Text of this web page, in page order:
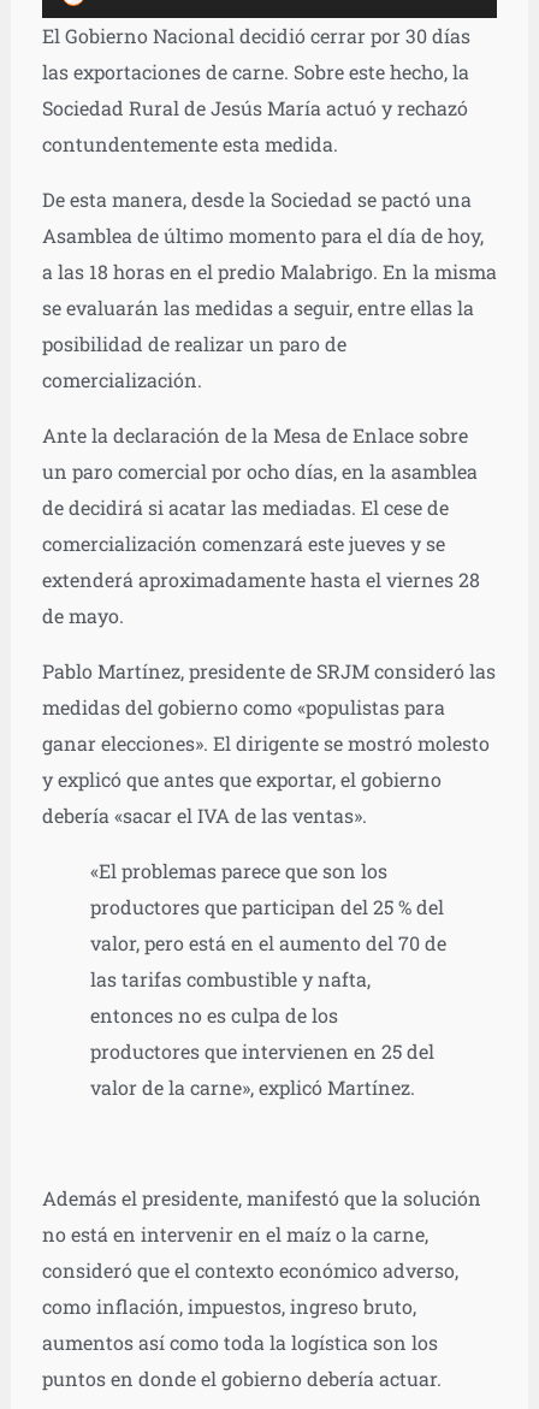
de
audio
El Gobierno Nacional decidió cerrar por 30 días
las exportaciones de carne. Sobre este hecho, la
Sociedad Rural de Jesús María actuó y rechazó
contundentemente esta medida.
De esta manera, desde la Sociedad se pactó una
Asamblea de último momento para el día de hoy,
a las 18 horas en el predio Malabrigo. En la misma
se evaluarán las medidas a seguir, entre ellas la
posibilidad de realizar un paro de
comercialización.
Ante la declaración de la Mesa de Enlace sobre
un paro comercial por ocho días, en la asamblea
de decidirá si acatar las mediadas. El cese de
comercialización comenzará este jueves y se
extenderá aproximadamente hasta el viernes 28
de mayo.
Pablo Martínez, presidente de SRJM consideró las
medidas del gobierno como «populistas para
ganar elecciones». El dirigente se mostró molesto
y explicó que antes que exportar, el gobierno
debería «sacar el IVA de las ventas».
«El problemas parece que son los
productores que participan del 25 % del
valor, pero está en el aumento del 70 de
las tarifas combustible y nafta,
entonces no es culpa de los
productores que intervienen en 25 del
valor de la carne», explicó Martínez.
Además el presidente, manifestó que la solución
no está en intervenir en el maíz o la carne,
consideró que el contexto económico adverso,
como inflación, impuestos, ingreso bruto,
aumentos así como toda la logística son los
puntos en donde el gobierno debería actuar.